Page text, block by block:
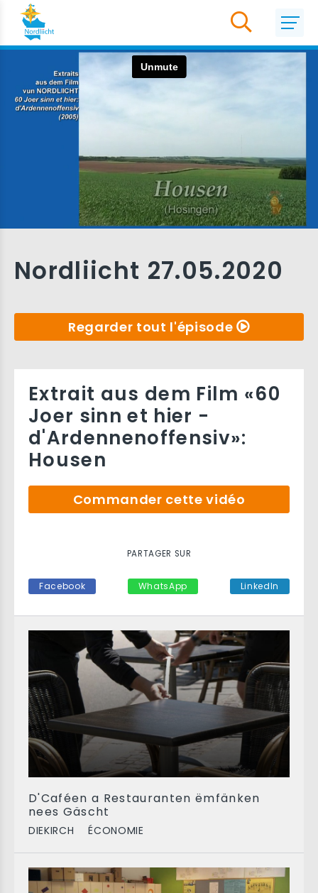
Nordliicht 27.05.2020
Regarder tout l'épisode
D'Caféen a Restauranten ëmfänken
nees Gäscht
DIEKIRCH ÉCONOMIE
Extrait aus dem Film «60
Joer sinn et hier -
d'Ardennenoffensiv»:
Housen
Commander cette vidéo
PARTAGER SUR
Facebook WhatsApp LinkedIn